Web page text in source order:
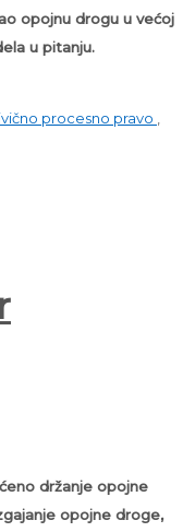
opojnu drogu u većoj
u pitanju.
procesno pravo
držanje opojne
opojne droge,